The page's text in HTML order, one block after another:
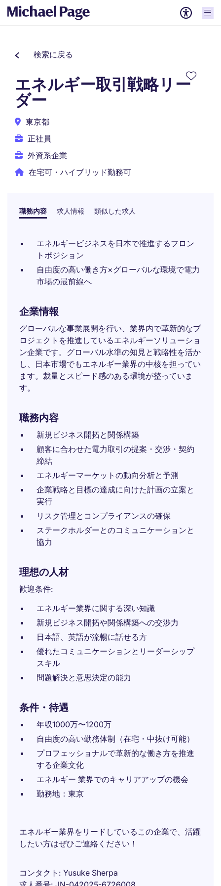
検索に戻る
エネルギー取引戦略リー
ダー
東京都
正社員
外資系企業
在宅可・ハイブリッド勤務可
職務内容 求人情報 類似した求人
エネルギービジネスを日本で推進するフロン
トポジション
自由度の高い働き方×グローバルな環境で電力
市場の最前線へ
企業情報
グローバルな事業展開を行い、業界内で革新的なプ
ロジェクトを推進しているエネルギーソリューショ
ン企業です。グローバル水準の知見と戦略性を活か
し、日本市場でもエネルギー業界の中核を担ってい
ます。裁量とスピード感のある環境が整っていま
す。
職務内容
新規ビジネス開拓と関係構築
顧客に合わせた電力取引の提案・交渉・契約
締結
エネルギーマーケットの動向分析と予測
企業戦略と目標の達成に向けた計画の立案と
実行
リスク管理とコンプライアンスの確保
ステークホルダーとのコミュニケーションと
協力
理想の人材
歓迎条件:
エネルギー業界に関する深い知識
新規ビジネス開拓や関係構築への交渉力
日本語、英語が流暢に話せる方
優れたコミュニケーションとリーダーシップ
スキル
問題解決と意思決定の能力
条件・待遇
年収1000万〜1200万
自由度の高い勤務体制（在宅・中抜け可能）
プロフェッショナルで革新的な働き方を推進
する企業文化
エネルギー 業界でのキャリアアップの機会
勤務地：東京
エネルギー業界をリードしているこの企業で、活躍
したい方はぜひご連絡ください！
コンタクト
Yusuke Sherpa